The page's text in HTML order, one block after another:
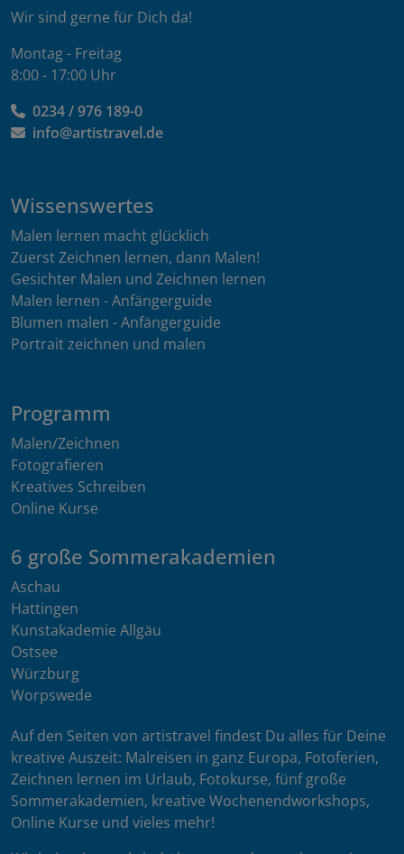
Wir sind gerne für Dich da!
Montag - Freitag
8:00 - 17:00 Uhr
0234 / 976 189-0
info@artistravel.de
Wissenswertes
Malen lernen macht glücklich
Zuerst Zeichnen lernen, dann Malen!
Gesichter Malen und Zeichnen lernen
Malen lernen - Anfängerguide
Blumen malen - Anfängerguide
Portrait zeichnen und malen
Programm
Malen/Zeichnen
Fotografieren
Kreatives Schreiben
Online Kurse
6 große Sommerakademien
Aschau
Hattingen
Kunstakademie Allgäu
Ostsee
Würzburg
Worpswede
Auf den Seiten von artistravel findest Du alles für Deine
kreative Auszeit: Malreisen in ganz Europa, Fotoferien,
Zeichnen lernen im Urlaub, Fotokurse, fünf große
Sommerakademien, kreative Wochenendworkshops,
Online Kurse und vieles mehr!